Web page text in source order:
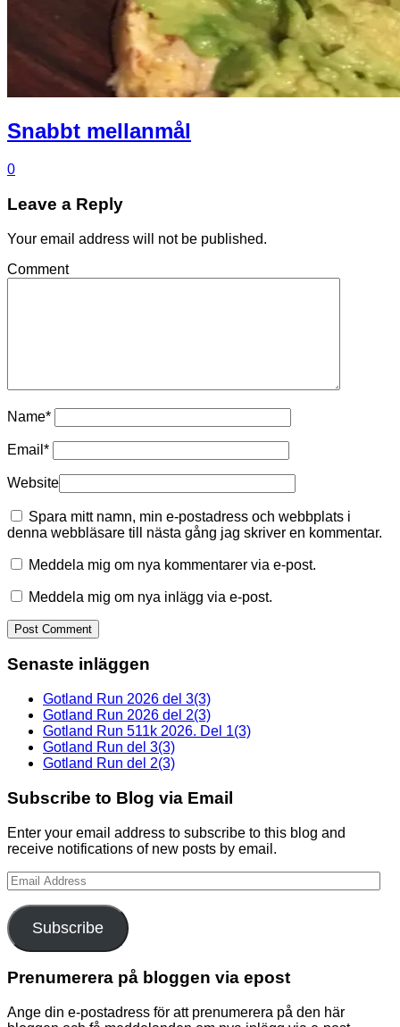
Snabbt mellanmål
0
Leave a Reply
Your email address will not be published.
Comment
Name*
Email *
Website
Spara mitt namn, min e-postadress och webbplats i
denna webbläsare till nästa gång jag skriver en kommentar.
Meddela mig om nya kommentarer via e-post.
Meddela mig om nya inlägg via e-post.
Senaste inläggen
Gotland Run 2026 del 3(3)
Gotland Run 2026 del 2(3)
Gotland Run 511k 2026. Del 1(3)
Gotland Run del 3(3)
Gotland Run del 2(3)
Subscribe to Blog via Email
Enter your email address to subscribe to this blog and
receive notifications of new posts by email.
Email
Address
Subscribe
Prenumerera på bloggen via epost
Ange din e-postadress för att prenumerera på den här